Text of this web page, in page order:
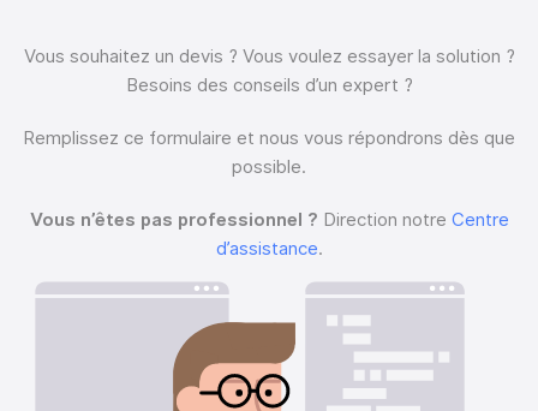
Vous souhaitez un devis ? Vous voulez essayer la solution ?
Besoins des conseils d’un expert ?
Remplissez ce formulaire et nous vous répondrons dès que
possible.
Vous n’êtes pas professionnel ? Direction notre Centre
d’assistance.